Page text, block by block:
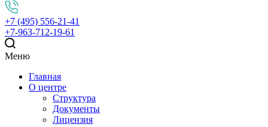
+7 (495) 556-21-41
+7-963-712-19-61
Меню
Главная
О центре
Структура
Документы
Лицензия